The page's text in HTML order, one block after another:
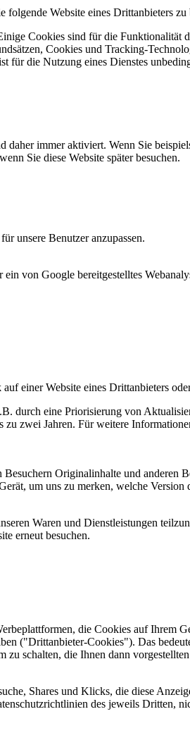
Website eines Drittanbieters zu
Cookies sind für die Funktionalität
Cookies und Tracking-
für die Nutzung eines Dienstes
immer aktiviert. Wenn Sie
Sie diese Website später besuchen.
unsere Benutzer anzupassen.
von Google bereitgestelltes
einer Website eines Drittanbieters
durch eine Priorisierung von
zwei Jahren. Für weitere
Originalinhalte und anderen
um uns zu merken, welche Version
Waren und Dienstleistungen
erneut besuchen.
die Cookies auf Ihrem
("Drittanbieter-Cookies"). Das
schalten, die Ihnen dann
Shares und Klicks, die diese
des jeweils Dritten,